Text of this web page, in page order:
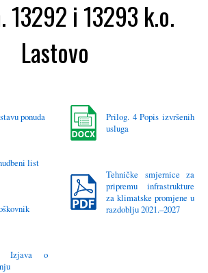
13292 i 13293 k.o.
Lastovo
ponuda
list
Izjava o
Prilog. 4 Popis izvršenih
usluga
Tehničke smjernice za
pripremu infrastrukture
za klimatske promjene u
razdoblju 2021.–2027